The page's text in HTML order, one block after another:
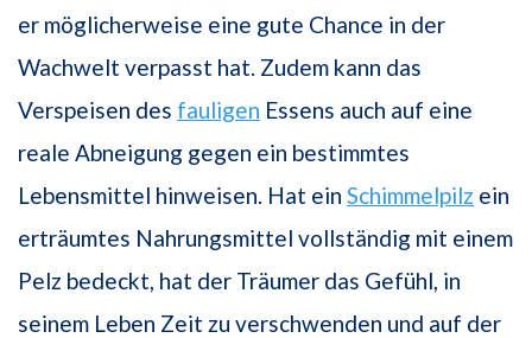
er möglicherweise eine gute Chance in der
Wachwelt verpasst hat. Zudem kann das
Verspeisen des fauligen Essens auch auf eine
reale Abneigung gegen ein bestimmtes
Lebensmittel hinweisen. Hat ein Schimmelpilz ein
erträumtes Nahrungsmittel vollständig mit einem
Pelz bedeckt, hat der Träumer das Gefühl, in
seinem Leben Zeit zu verschwenden und auf der